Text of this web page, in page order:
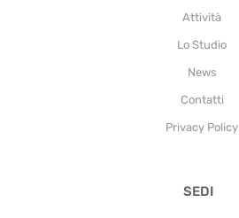
Attività
Lo Studio
News
Contatti
Privacy Policy
SEDI